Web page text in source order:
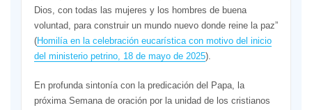
Dios, con todas las mujeres y los hombres de buena
voluntad, para construir un mundo nuevo donde reine la paz”
(Homilía en la celebración eucarística con motivo del inicio
del ministerio petrino, 18 de mayo de 2025).
En profunda sintonía con la predicación del Papa, la
próxima Semana de oración por la unidad de los cristianos